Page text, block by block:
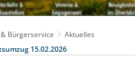
Bürgerservice
Aktuelles
15.02.2026